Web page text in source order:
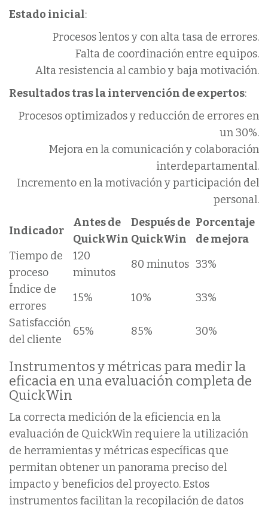
Estado inicial:
Procesos lentos y con alta tasa de errores.
Falta de coordinación entre equipos.
Alta resistencia al cambio y baja motivación.
Resultados tras la intervención de expertos:
Procesos optimizados y reducción de errores en
un 30%.
Mejora en la comunicación y colaboración
interdepartamental.
Incremento en la motivación y participación del
personal.
Indicador
Antes de
QuickWin
Después de
QuickWin
Porcentaje
de mejora
Tiempo de
proceso
120
minutos
80 minutos 33%
Índice de
errores
15% 10%
33%
Satisfacción
del cliente
65% 85% 30%
Instrumentos y métricas para medir la
eficacia en una evaluación completa de
QuickWin
La correcta medición de la eficiencia en la
evaluación de QuickWin requiere la utilización
de herramientas y métricas específicas que
permitan obtener un panorama preciso del
impacto y beneficios del proyecto. Estos
instrumentos facilitan la recopilación de datos